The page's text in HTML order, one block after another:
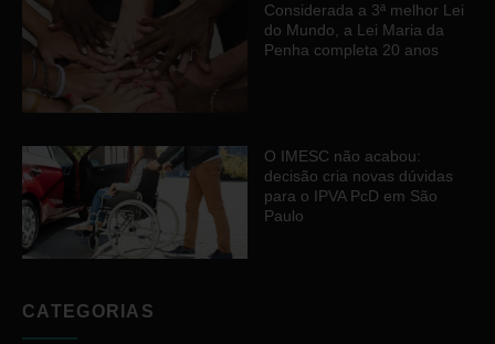
Considerada a 3ª melhor Lei
do Mundo, a Lei Maria da
Penha completa 20 anos
O IMESC não acabou:
decisão cria novas dúvidas
para o IPVA PcD em São
Paulo
CATEGORIAS